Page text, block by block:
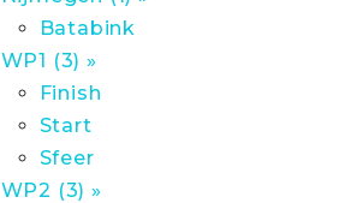
Batabink
WP1 (3) »
Finish
Start
Sfeer
WP2 (3) »